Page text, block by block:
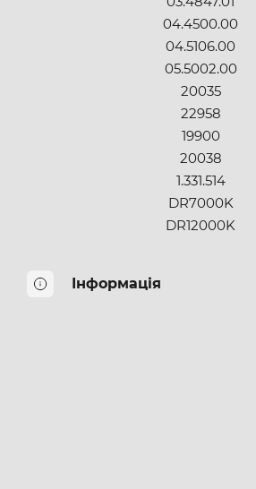
04.4500.00
04.5106.00
05.5002.00
20035
22958
19900
20038
1.331.514
DR7000K
DR12000K
Інформація